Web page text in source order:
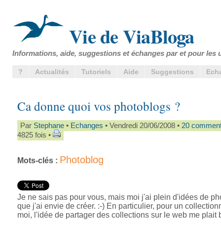
Vie de ViaBloga
Informations, aide, suggestions et échanges par et pour les
? Actualités Tutoriels Aide Suggestions
Ca donne quoi vos photoblogs ?
Par Stephane • Echanges • Vendredi 20/06/2008 • 20
4825 fois •
Mots-clés : Photoblog
Je ne sais pas pour vous, mais moi j'ai plein d'idées de
que j'ai envie de créer. :-) En particulier, pour un
moi, l'idée de partager des collections sur le web me plait